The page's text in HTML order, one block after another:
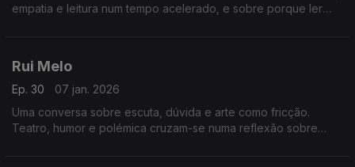
empatia e leitura num tempo acelerado, e sobre porque ler
Rui Melo
Ep. 30
07 jan. 2026
Uma conversa sobre escuta, dúvida e arte como fricção.
Teatro, humor e polémica cruzam-se numa reflexão sobre